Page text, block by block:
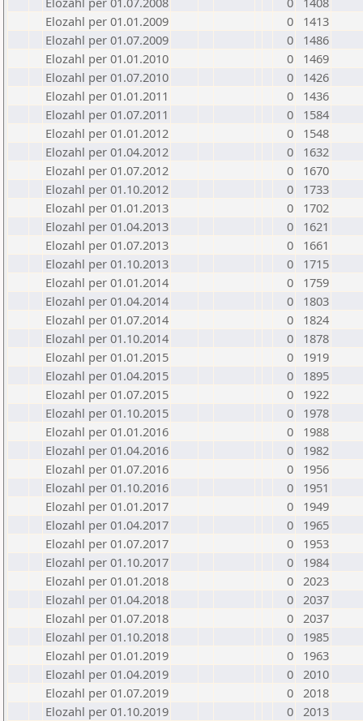
Elozahl per 01.01.2009
0
1413
Elozahl per 01.07.2009
0
1486
Elozahl per 01.01.2010
0
1469
Elozahl per 01.07.2010
0
1426
Elozahl per 01.01.2011
0
1436
Elozahl per 01.07.2011
0
1584
Elozahl per 01.01.2012
0
1548
Elozahl per 01.04.2012
0
1632
Elozahl per 01.07.2012
0
1670
Elozahl per 01.10.2012
0
1733
Elozahl per 01.01.2013
0
1702
Elozahl per 01.04.2013
0
1621
Elozahl per 01.07.2013
0
1661
Elozahl per 01.10.2013
0
1715
Elozahl per 01.01.2014
0
1759
Elozahl per 01.04.2014
0
1803
Elozahl per 01.07.2014
0
1824
Elozahl per 01.10.2014
0
1878
Elozahl per 01.01.2015
0
1919
Elozahl per 01.04.2015
0
1895
Elozahl per 01.07.2015
0
1922
Elozahl per 01.10.2015
0
1978
Elozahl per 01.01.2016
0
1988
Elozahl per 01.04.2016
0
1982
Elozahl per 01.07.2016
0
1956
Elozahl per 01.10.2016
0
1951
Elozahl per 01.01.2017
0
1949
Elozahl per 01.04.2017
0
1965
Elozahl per 01.07.2017
0
1953
Elozahl per 01.10.2017
0
1984
Elozahl per 01.01.2018
0 2023
Elozahl per 01.04.2018
0 2037
Elozahl per 01.07.2018
0 2037
Elozahl per 01.10.2018
0
1985
Elozahl per 01.01.2019
0
1963
Elozahl per 01.04.2019
0 2010
Elozahl per 01.07.2019
0 2018
Elozahl per 01.10.2019
0 2013